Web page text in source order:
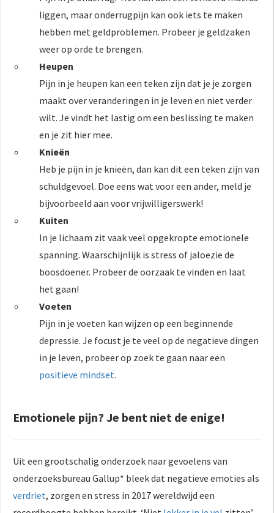
liggen, maar onderrugpijn kan ook iets te maken
hebben met geldproblemen. Probeer je geldzaken
weer op orde te brengen.
Heupen
Pijn in je heupen kan een teken zijn dat je je zorgen
maakt over veranderingen in je leven en niet verder
wilt. Je vindt het lastig om een beslissing te maken
en je zit hier mee.
Knieën
Heb je pijn in je knieën, dan kan dit een teken zijn van
schuldgevoel. Doe eens wat voor een ander, meld je
bijvoorbeeld aan voor vrijwilligerswerk!
Kuiten
In je lichaam zit vaak veel opgekropte emotionele
spanning. Waarschijnlijk is stress of jaloezie de
boosdoener. Probeer de oorzaak te vinden en laat
het gaan!
Voeten
Pijn in je voeten kan wijzen op een beginnende
depressie. Je focust je te veel op de negatieve dingen
in je leven, probeer op zoek te gaan naar een
positieve mindset.
Emotionele pijn? Je bent niet de enige!
Uit een grootschalig onderzoek naar gevoelens van
onderzoeksbureau Gallup* bleek dat negatieve emoties als
verdriet, zorgen en stress in 2017 wereldwijd een